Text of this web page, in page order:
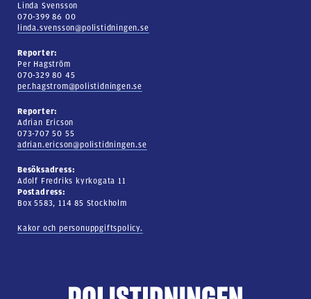
Linda Svensson
070-399 86 00
linda.svensson@polistidningen.se
Reporter:
Per Hagström
070-329 80 45
per.hagstrom@polistidningen.se
Reporter:
Adrian Ericson
073-707 50 55
adrian.ericson@polistidningen.se
Besöksadress:
Adolf Fredriks kyrkogata 11
Postadress:
Box 5583, 114 85 Stockholm
Kakor och personuppgiftspolicy.